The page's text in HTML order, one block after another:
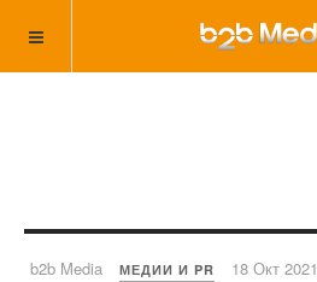
b2b Media МЕДИИ И PR 18 Окт 2021